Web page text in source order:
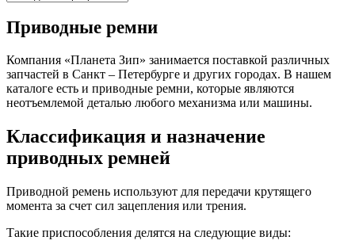
Приводные ремни
Компания «Планета Зип» занимается поставкой различных
запчастей в Санкт – Петербурге и других городах. В нашем
каталоге есть и приводные ремни, которые являются
неотъемлемой деталью любого механизма или машины.
Классификация и назначение
приводных ремней
Приводной ремень используют для передачи крутящего
момента за счет сил зацепления или трения.
Такие приспособления делятся на следующие виды: